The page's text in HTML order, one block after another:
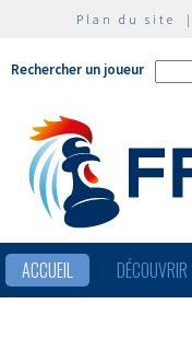
Plan du site
Rechercher un joueur
ACCUEIL DÉCOUVRIR